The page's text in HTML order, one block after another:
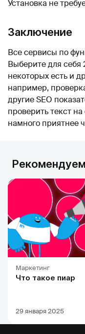
Установка не
Заключение
Все сервисы по
Выберите для себя
некоторых есть и
например,
другие SEO
проверить текст
намного приятнее
Рекомендуем
Маркетинг
Что такое пиар
29 января 2025